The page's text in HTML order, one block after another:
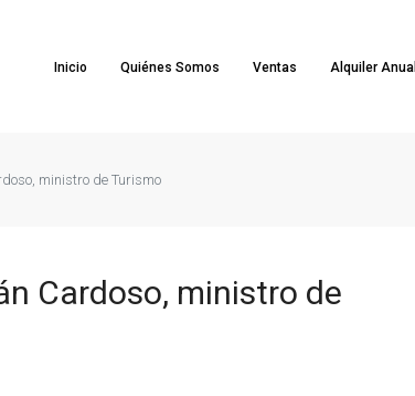
Inicio Quiénes Somos Ventas Alquiler Anual
ministro de Turismo
Cardoso, ministro de